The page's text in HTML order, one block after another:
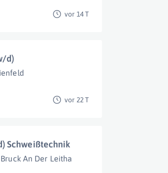
vor 14 T
d)
vor 22 T
Schweißtechnik
Bruck An Der Leitha